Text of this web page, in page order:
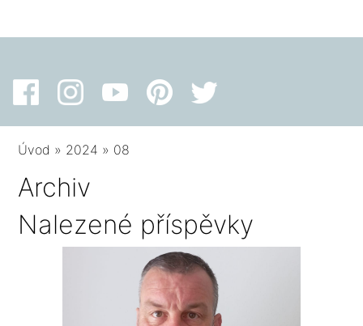
Úvod » 2024 » 08
Archiv
Nalezené příspěvky